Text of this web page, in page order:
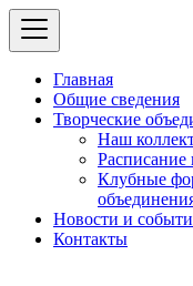
Главная
Общие сведения
Творческие
Наш
Расписание
Клубные
Новости и
Контакты